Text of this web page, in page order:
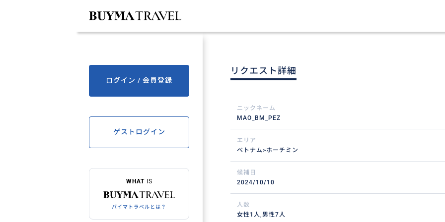
リクエスト詳細
ニックネーム
MAO_BM_PEZ
エリア
ベトナム>ホーチミン
候補日
2024/10/10
人数
女性1人,男性7人
ログイン / 会員登録
ゲストログイン
WHAT IS
バイマトラベルとは？